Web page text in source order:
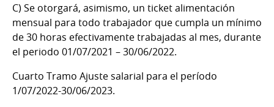
C) Se otorgará, asimismo, un ticket alimentación
mensual para todo trabajador que cumpla un mínimo
de 30 horas efectivamente trabajadas al mes, durante
el periodo 01/07/2021 – 30/06/2022.
Cuarto Tramo Ajuste salarial para el período
1/07/2022-30/06/2023.